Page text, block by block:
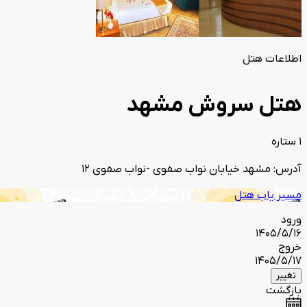
اطلاعات هتل
هتل سروش مشهد
1 ستاره
آدرس: مشهد خیابان نواب صفوی -نواب صفوی 12
مسیر یاب هتل
ورود
1405/5/16
خروج
1405/5/17
تغییر
بازگشت